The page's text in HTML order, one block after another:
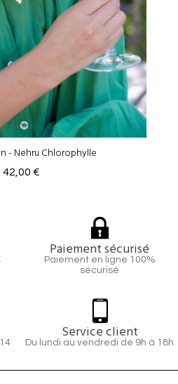
- Nehru Chlorophylle
42,00 €
Paiement sécurisé
Paiement en ligne 100%
sécurisé
Service client
Du lundi au vendredi de 9h à 18h